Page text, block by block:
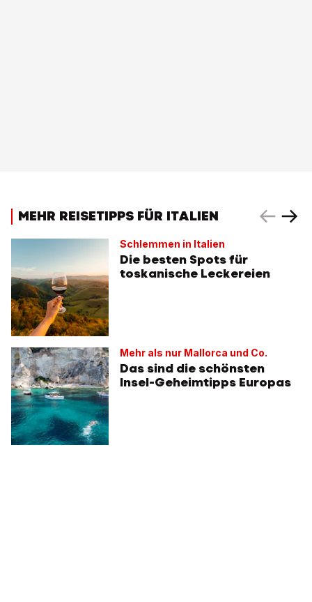
MEHR REISETIPPS FÜR ITALIEN
Schlemmen in Italien
Die besten Spots für
toskanische Leckereien
Mehr als nur Mallorca und Co.
Das sind die schönsten
Insel-Geheimtipps Europas